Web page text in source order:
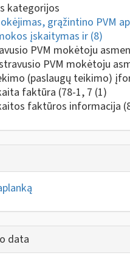
kategorijos
grąžintino PVM
įskaitymas ir (8)
PVM mokėtoju
PVM mokėtoju
(paslaugų teikimo)
faktūra (78-1, 7 (1)
faktūros informacija
data